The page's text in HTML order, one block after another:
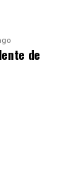
de